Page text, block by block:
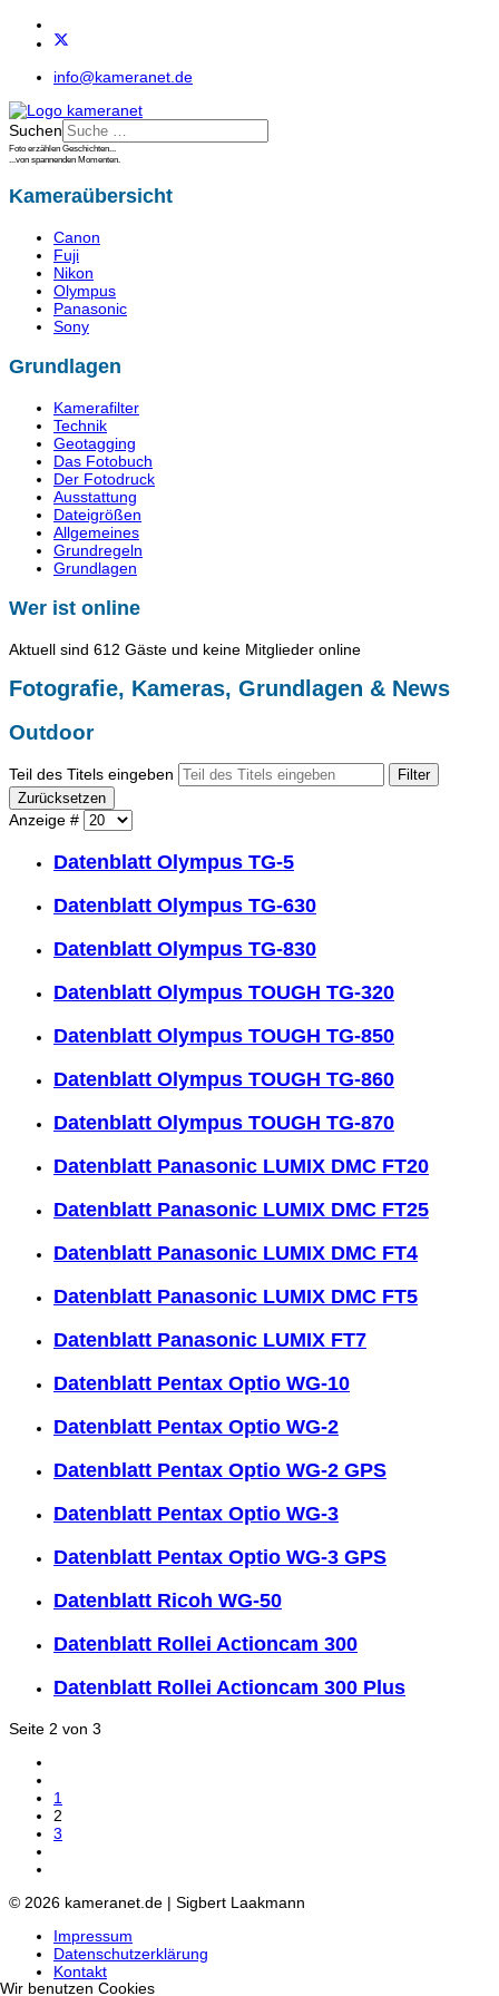
info@kameranet.de
Suchen
Foto erzählen Geschichten...
...von spannenden Momenten.
Kameraübersicht
Canon
Fuji
Nikon
Olympus
Panasonic
Sony
Grundlagen
Kamerafilter
Technik
Geotagging
Das Fotobuch
Der Fotodruck
Ausstattung
Dateigrößen
Allgemeines
Grundregeln
Grundlagen
Wer ist online
Aktuell sind 612 Gäste und keine Mitglieder online
Fotografie, Kameras, Grundlagen & News
Outdoor
Teil des Titels eingeben
Filter
Zurücksetzen
Anzeige #
Datenblatt Olympus TG-5
Datenblatt Olympus TG-630
Datenblatt Olympus TG-830
Datenblatt Olympus TOUGH TG-320
Datenblatt Olympus TOUGH TG-850
Datenblatt Olympus TOUGH TG-860
Datenblatt Olympus TOUGH TG-870
Datenblatt Panasonic LUMIX DMC FT20
Datenblatt Panasonic LUMIX DMC FT25
Datenblatt Panasonic LUMIX DMC FT4
Datenblatt Panasonic LUMIX DMC FT5
Datenblatt Panasonic LUMIX FT7
Datenblatt Pentax Optio WG-10
Datenblatt Pentax Optio WG-2
Datenblatt Pentax Optio WG-2 GPS
Datenblatt Pentax Optio WG-3
Datenblatt Pentax Optio WG-3 GPS
Datenblatt Ricoh WG-50
Datenblatt Rollei Actioncam 300
Datenblatt Rollei Actioncam 300 Plus
Seite 2 von 3
1
2
3
© 2026 kameranet.de | Sigbert Laakmann
Impressum
Datenschutzerklärung
Kontakt
Wir benutzen Cookies